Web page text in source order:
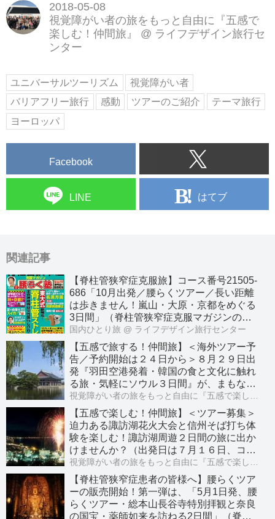
2018-05-08
視覚障がい者の旅をもっと自由に『五感で
楽しむ！仲間旅』
@ ライフデザイン旅行セ
ンター
ユニバーサルツーリズム
視覚障がい者
バリアフリー旅行
感動 ツアーのご紹介
テーマ旅行
ヨーロッパ
Facebook
LINE はてブ
関連記事
【脊柱管狭窄症克服旅】コース番号21505-
686「10月出発／腰らくツアー／長い距離
は歩きません！嵐山・大原・京都をめぐる
3日間」（脊柱管狭窄症克服マガジンのわ
かさ出版との共同企画）
国内ひとり旅 @ ライフデザイン旅行センター
【五感で旅する！仲間旅】＜海外ツアー予
告／予約開始は２４日から＞８月２９日出
発『羽田空港発着・韓国の食と文化に触れ
る旅・気軽にソウル３日間』が、まもなく
販売開始になります！（現地手引きガイド
の追加代金なし）
視覚障がい者の旅をもっと自由に『五感で楽しむ！仲間旅』
【五感で楽しむ！仲間旅】＜ツアー募集＞
迫力ある諏訪湖花火大会と信州そば打ち体
験を楽しむ！諏訪湖周遊２日間の旅に出か
けませんか？（出発日は７月１６日、コー
ス番号はC９０６３－９８４）
視覚障がい者の旅をもっと自由に『五感で楽しむ！仲間旅』
【脊柱管狭窄症患者の皆様へ】腰らくツア
ーの販売開始！第一弾は、「5月1日発、腰
らくツアー・総本山長谷寺特別拝観と奈良
の国宝・薬師如来を訪ねる2日間」（脊柱